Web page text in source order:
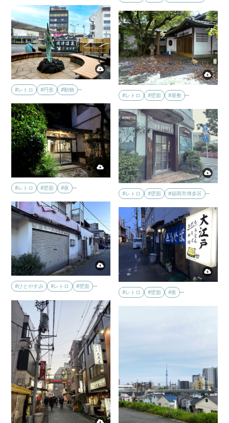
#レトロ #円形 #動物 …
#レトロ
#壁面 #屋敷 …
#レトロ #壁面 #夜
…
#レトロ
#壁面 #福岡市博多区 …
#ひとやすみ #レトロ #壁面 …
#レトロ
#壁面 #夜